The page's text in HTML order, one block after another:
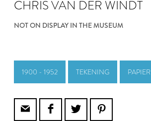
CHRIS VAN DER WINDT
NOT ON DISPLAY IN THE MUSEUM
1900 - 1952 TEKENING PAPIER